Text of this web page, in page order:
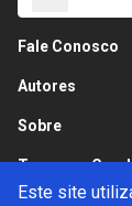
Este site
Fale Conosco
Autores
Sobre
Termos e